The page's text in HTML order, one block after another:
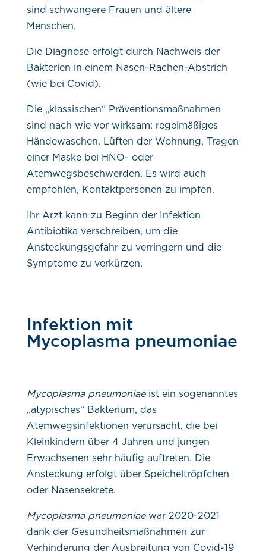
sind schwangere Frauen und ältere
Menschen.
Die Diagnose erfolgt durch Nachweis der
Bakterien in einem Nasen-Rachen-Abstrich
(wie bei Covid).
Die „klassischen“ Präventionsmaßnahmen
sind nach wie vor wirksam: regelmäßiges
Händewaschen, Lüften der Wohnung, Tragen
einer Maske bei HNO- oder
Atemwegsbeschwerden. Es wird auch
empfohlen, Kontaktpersonen zu impfen.
Ihr Arzt kann zu Beginn der Infektion
Antibiotika verschreiben, um die
Ansteckungsgefahr zu verringern und die
Symptome zu verkürzen.
Infektion mit
Mycoplasma pneumoniae
Mycoplasma pneumoniaeist ein sogenanntes
„atypisches“ Bakterium, das
Atemwegsinfektionen verursacht, die bei
Kleinkindern über 4 Jahren und jungen
Erwachsenen sehr häufig auftreten. Die
Ansteckung erfolgt über Speicheltröpfchen
oder Nasensekrete.
Mycoplasma pneumoniaewar 2020-2021
dank der Gesundheitsmaßnahmen zur
Verhinderung der Ausbreitung von Covid-19